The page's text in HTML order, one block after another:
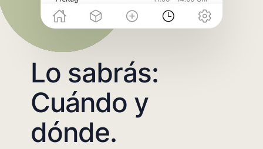
Lo sabrás:
Cuándo y
dónde.